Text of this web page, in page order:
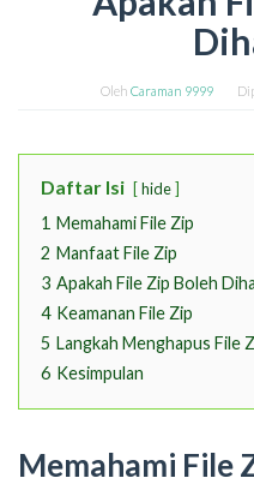
Oleh Caraman 9999
Daftar Isi hide
1 Memahami File Zip
2 Manfaat File Zip
3 Apakah File Zip Boleh
4 Keamanan File Zip
5 Langkah Menghapus File
6 Kesimpulan
Memahami File